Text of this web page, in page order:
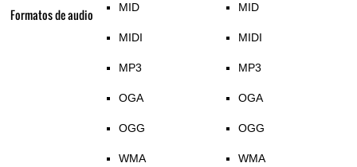
Formatos de audio MID
MIDI
MP3
OGA
OGG
WMA
MID
MIDI
MP3
OGA
OGG
WMA